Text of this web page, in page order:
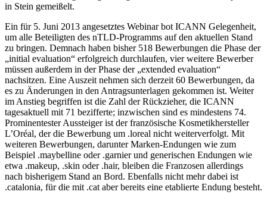
in Stein gemeißelt.
Ein für 5. Juni 2013 angesetztes Webinar bot ICANN Gelegenheit,
um alle Beteiligten des nTLD-Programms auf den aktuellen Stand
zu bringen. Demnach haben bisher 518 Bewerbungen die Phase der
„initial evaluation“ erfolgreich durchlaufen, vier weitere Bewerber
müssen außerdem in der Phase der „extended evaluation“
nachsitzen. Eine Auszeit nehmen sich derzeit 60 Bewerbungen, da
es zu Änderungen in den Antragsunterlagen gekommen ist. Weiter
im Anstieg begriffen ist die Zahl der Rückzieher, die ICANN
tagesaktuell mit 71 bezifferte; inzwischen sind es mindestens 74.
Prominentester Aussteiger ist der französische Kosmetikhersteller
L’Oréal, der die Bewerbung um .loreal nicht weiterverfolgt. Mit
weiteren Bewerbungen, darunter Marken-Endungen wie zum
Beispiel .maybelline oder .garnier und generischen Endungen wie
etwa .makeup, .skin oder .hair, bleiben die Franzosen allerdings
nach bisherigem Stand an Bord. Ebenfalls nicht mehr dabei ist
.catalonia, für die mit .cat aber bereits eine etablierte Endung besteht.